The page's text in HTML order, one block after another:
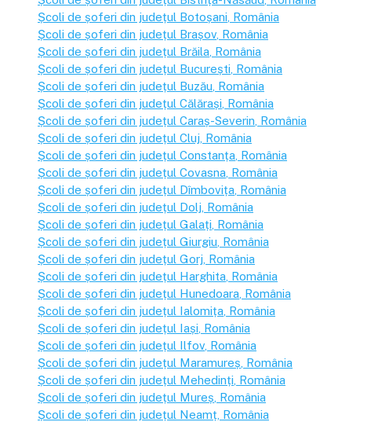
Școli de șoferi din județul Botoșani , România
Școli de șoferi din județul Brașov , România
Școli de șoferi din județul Brăila , România
Școli de șoferi din județul București , România
Școli de șoferi din județul Buzău , România
Școli de șoferi din județul Călărași , România
Școli de șoferi din județul Caraș-Severin , România
Școli de șoferi din județul Cluj , România
Școli de șoferi din județul Constanța , România
Școli de șoferi din județul Covasna , România
Școli de șoferi din județul Dîmbovița , România
Școli de șoferi din județul Dolj , România
Școli de șoferi din județul Galați , România
Școli de șoferi din județul Giurgiu , România
Școli de șoferi din județul Gorj , România
Școli de șoferi din județul Harghita , România
Școli de șoferi din județul Hunedoara , România
Școli de șoferi din județul Ialomița , România
Școli de șoferi din județul Iași , România
Școli de șoferi din județul Ilfov , România
Școli de șoferi din județul Maramureș , România
Școli de șoferi din județul Mehedinți , România
Școli de șoferi din județul Mureș , România
Școli de șoferi din județul Neamț , România